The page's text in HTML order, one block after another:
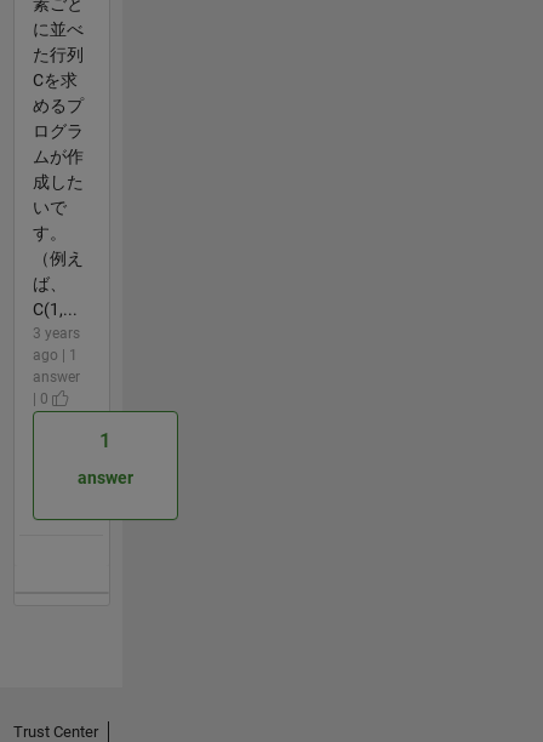
に並べ
た行列
Cを求
めるプ
ログラ
ムが作
成した
いで
す。
（例え
ば、
C(1,...
3 years
ago | 1
answer
| 0
1
answer
Trust Center